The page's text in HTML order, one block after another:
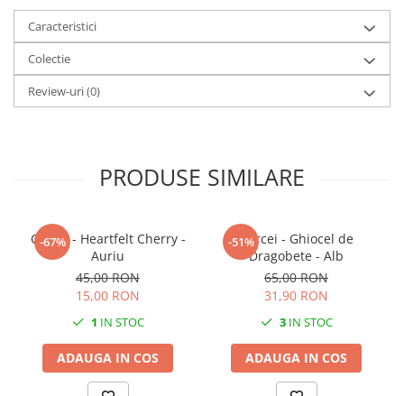
Culoare: Alb
Sistem de prindere: Pin din oțel inoxidabil
Fiind un produs handmade, pot exista mici imperfecțiuni, fiecare
pereche de cercei fiind unică.
Caracteristici
Colectie
Review-uri(0)
PRODUSE SIMILARE
-67%
Cercei - Heartfelt Cherry -
Auriu
45,00 RON
15,00 RON
1 IN STOC
ADAUGA IN COS
-51%Cercei - Ghiocel de
Dragobete - Alb
65,00 RON
31,90 RON
3IN STOC
ADAUGA IN COS